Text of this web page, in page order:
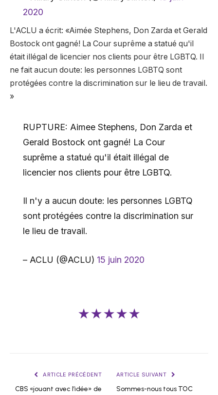
2020
L'ACLU a écrit: «Aimée Stephens, Don Zarda et Gerald
Bostock ont ​​gagné! La Cour suprême a statué qu'il
était illégal de licencier nos clients pour être LGBTQ. Il
ne fait aucun doute: les personnes LGBTQ sont
protégées contre la discrimination sur le lieu de travail.
»
RUPTURE: Aimee Stephens, Don Zarda et
Gerald Bostock ont ​​gagné! La Cour
suprême a statué qu'il était illégal de
licencier nos clients pour être LGBTQ.
Il n'y a aucun doute: les personnes LGBTQ
sont protégées contre la discrimination sur
le lieu de travail.
– ACLU (@ACLU) 15 juin 2020
★★★★★
ARTICLE PRÉCÉDENT
CBS «jouant avec l’idée» de
ARTICLE SUIVANT
Sommes-nous tous TOC